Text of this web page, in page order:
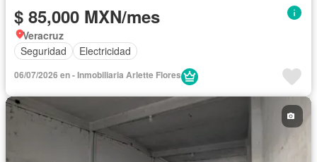
$ 85,000 MXN/mes
Veracruz
Seguridad
Electricidad
06/07/2026 en - Inmobiliaria Arlette Flores